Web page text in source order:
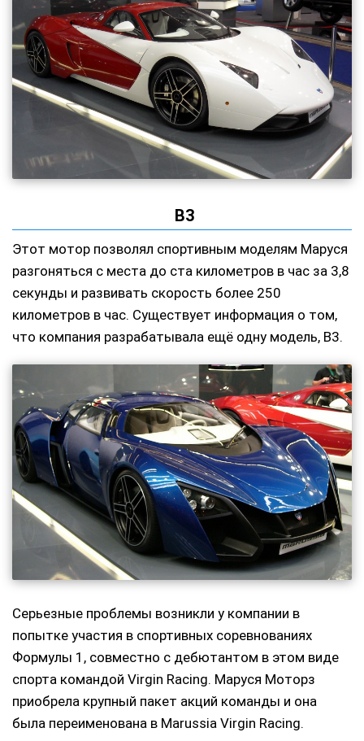
В3
Этот мотор позволял спортивным моделям Маруся
разгоняться с места до ста километров в час за 3,8
секунды и развивать скорость более 250
километров в час. Существует информация о том,
что компания разрабатывала ещё одну модель, В3.
Серьезные проблемы возникли у компании в
попытке участия в спортивных соревнованиях
Формулы 1, совместно с дебютантом в этом виде
спорта командой Virgin Racing. Маруся Моторз
приобрела крупный пакет акций команды и она
была переименована в Marussia Virgin Racing.